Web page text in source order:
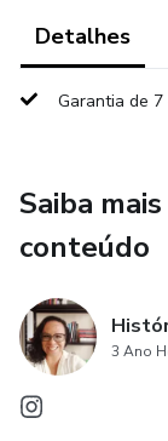
✔️ Desafios com
direitos
✔️ Gabarito
Detalhes
Garantia de 7
Saiba
conteúdo
3 Ano